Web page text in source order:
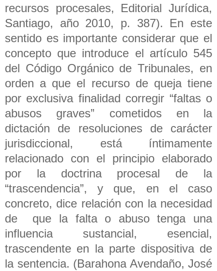
recursos procesales, Editorial Jurídica,
Santiago, año 2010, p. 387). En este
sentido es importante considerar que el
concepto que introduce el artículo 545
del Código Orgánico de Tribunales, en
orden a que el recurso de queja tiene
por exclusiva finalidad corregir “faltas o
abusos graves” cometidos en la
dictación de resoluciones de carácter
jurisdiccional, está íntimamente
relacionado con el principio elaborado
por la doctrina procesal de la
“trascendencia”, y que, en el caso
concreto, dice relación con la necesidad
de que la falta o abuso tenga una
influencia sustancial, esencial,
trascendente en la parte dispositiva de
la sentencia. (Barahona Avendaño, José